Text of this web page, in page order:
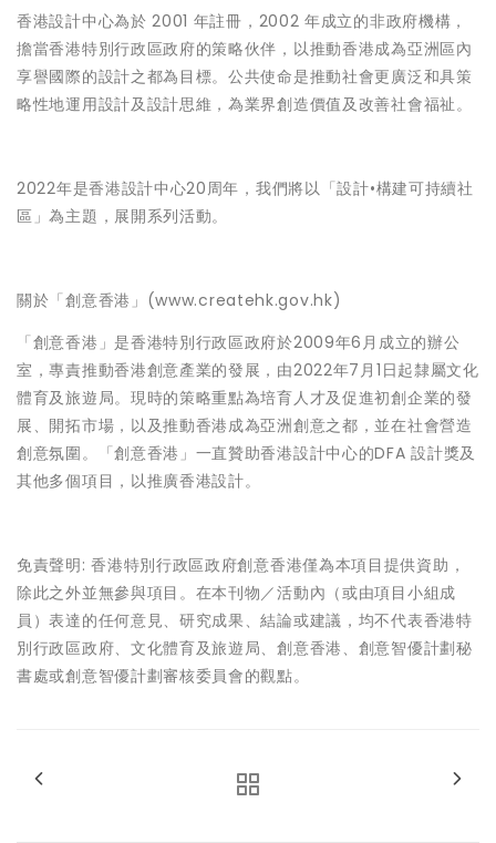
香港設計中心為於 2001 年註冊，2002 年成立的非政府機構，
擔當香港特別行政區政府的策略伙伴，以推動香港成為亞洲區內
享譽國際的設計之都為目標。公共使命是推動社會更廣泛和具策
略性地運用設計及設計思維，為業界創造價值及改善社會福祉。
2022年是香港設計中心20周年，我們將以「設計•構建可持續社
區」為主題，展開系列活動。
關於「創意香港」 (www.createhk.gov.hk)
「創意香港」是香港特別行政區政府於2009年6月成立的辦公
室，專責推動香港創意產業的發展，由2022年7月1日起隸屬文化
體育及旅遊局。現時的策略重點為培育人才及促進初創企業的發
展、開拓市場，以及推動香港成為亞洲創意之都，並在社會營造
創意氛圍。「創意香港」一直贊助香港設計中心的DFA 設計獎及
其他多個項目，以推廣香港設計。
免責聲明: 香港特別行政區政府創意香港僅為本項目提供資助，
除此之外並無參與項目。在本刊物／活動內（或由項目小組成
員）表達的任何意見、研究成果、結論或建議，均不代表香港特
別行政區政府、文化體育及旅遊局、創意香港、創意智優計劃秘
書處或創意智優計劃審核委員會的觀點。